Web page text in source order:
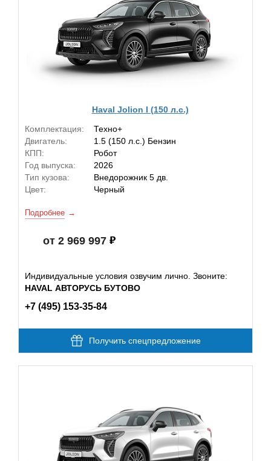
Haval Jolion I (150 л.с.)
Комплектация:
Техно+
Двигатель:
1.5 (150 л.с.) Бензин
КПП:
Робот
Год выпуска:
2026
Тип кузова:
Внедорожник 5 дв.
Цвет:
Черный
Подробнее
от 2 969 997
Индивидуальные условия озвучим лично. Звоните:
HAVAL АВТОРУСЬ БУТОВО
+7 (495) 153-35-84
Получить спецпредложение